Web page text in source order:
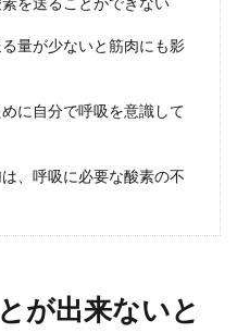
日食べていると太る！は
る方法があった
で毎日でも食べていたい！とい
因や対処法
量が少ないと筋肉にも影
に自分で呼吸を意識して
、呼吸に必要な酸素の不
が出来ないと